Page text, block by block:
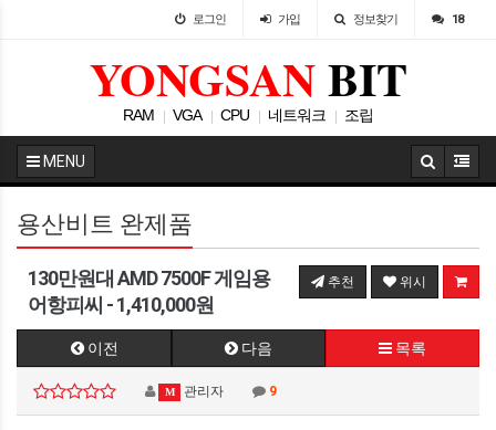
로그인 가입 정보찾기 18
YONGSANBIT
RAM VGA CPU 네트워크 조립
MENU
용산비트 완제품
추천 위시
130만원대 AMD 7500F 게임용
어항피씨 - 1,410,000원
이전 다음 목록
M 관리자 9